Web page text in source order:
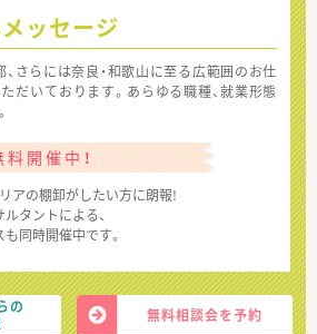
メッセージ
、さらには奈良・和歌山に至る広範囲のお仕
だいております。あらゆる職種、就業形態
開催中！
アの棚卸がしたい方に朗報!
タントによる、
同時開催中です。
の
無料相談会を予約